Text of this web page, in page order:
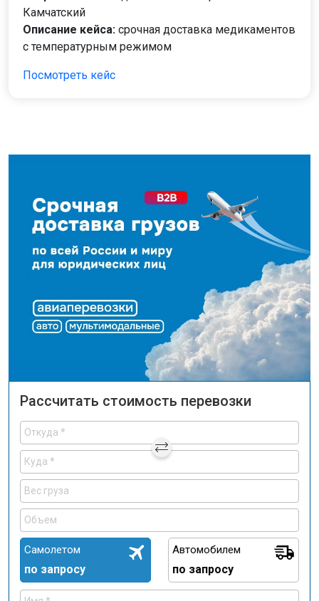
Камчатский
Описание кейса: срочная доставка медикаментов
с температурным режимом
Посмотреть кейс
Рассчитать стоимость перевозки
Самолетом
по запросу
Автомобилем
по запросу